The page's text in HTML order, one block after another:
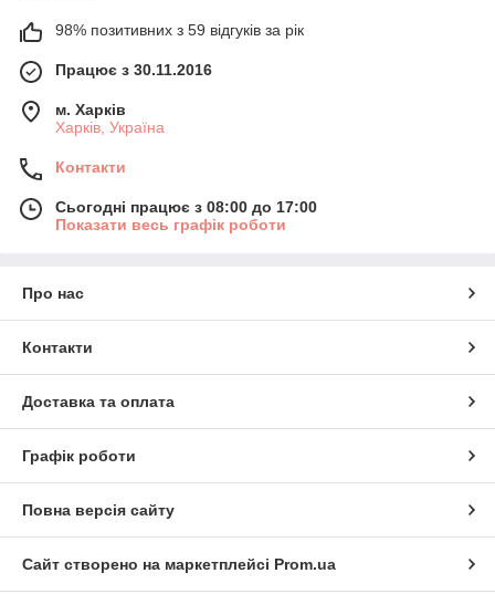
98% позитивних з 59 відгуків за рік
Працює з 30.11.2016
м. Харків
Харків, Україна
Контакти
Сьогодні працює з 08:00 до 17:00
Показати весь графік роботи
Про нас
Контакти
Доставка та оплата
Графік роботи
Повна версія сайту
Сайт створено на маркетплейсі Prom.ua